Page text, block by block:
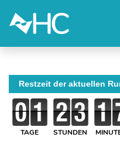
Restzeit der aktuellen
TAGE STUNDEN